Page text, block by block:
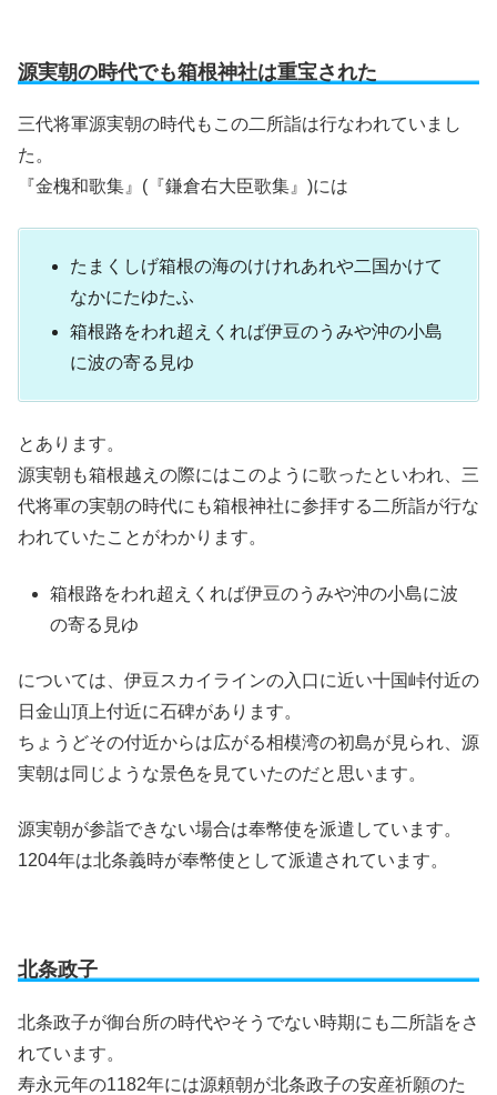
源実朝の時代でも箱根神社は重宝された
三代将軍源実朝の時代もこの二所詣は行なわれていまし
た。
『金槐和歌集』(『鎌倉右大臣歌集』)には
たまくしげ箱根の海のけけれあれや二国かけて
なかにたゆたふ
箱根路をわれ超えくれば伊豆のうみや沖の小島
に波の寄る見ゆ
とあります。
源実朝も箱根越えの際にはこのように歌ったといわれ、三
代将軍の実朝の時代にも箱根神社に参拝する二所詣が行な
われていたことがわかります。
箱根路をわれ超えくれば伊豆のうみや沖の小島に波
の寄る見ゆ
については、伊豆スカイラインの入口に近い十国峠付近の
日金山頂上付近に石碑があります。
ちょうどその付近からは広がる相模湾の初島が見られ、源
実朝は同じような景色を見ていたのだと思います。
源実朝が参詣できない場合は奉幣使を派遣しています。
1204年は北条義時が奉幣使として派遣されています。
北条政子
北条政子が御台所の時代やそうでない時期にも二所詣をさ
れています。
寿永元年の1182年には源頼朝が北条政子の安産祈願のた